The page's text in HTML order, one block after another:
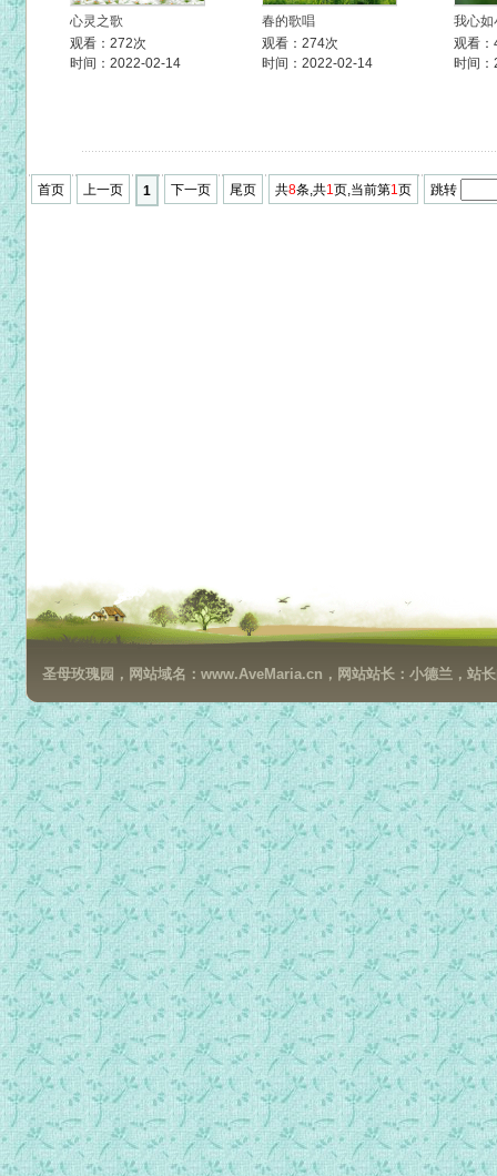
心灵之歌
观看：272次
时间：2022-02-14
春的歌唱
观看：274次
时间：2022-02-14
我心如
观看
时间
首页 上一页 1 下一页 尾页 共8条,共1页,当前第1页 跳转
圣母玫瑰园，网站域名：www.AveMaria.cn，网站站长：小德兰，